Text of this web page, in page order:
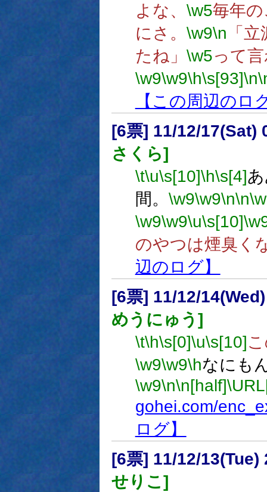
よな、 \w5毎年
にさ。 \w9\n 「
たね」 \w5って
\w9\w9\h\s[93]\n
【この周辺のロ
[6票] 11/12/17(Sat)
さくら]
\t\u\s[10]\h\s[4]
間。 \w9\w9\n\n
\w9\w9\u\s[10]
のやつは煙臭く
辺のログ】
[6票] 11/12/
めうにゅう]
\t\h\s[0]\u\s[10]
\w9\w9\hなにも
\w9\n\n[half]
gohei.com/
ログ】
[6票] 11/12/13(Tue)
せりこ]